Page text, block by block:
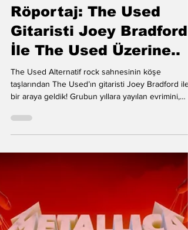
Alp Doğancan ✪✪✪✪✪
İle The Used Üzerine..
taşlarından The Used’ın gitaristi Joey Bradford ile
bir araya geldik! Grubun yıllara yayılan evrimini,
günümüz müzik dünyasındaki yerini ve yaratım